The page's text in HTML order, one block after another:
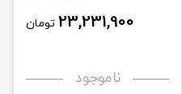
23,231,900 تومان
ناموجود